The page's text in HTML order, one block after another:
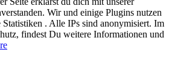
Wir und einige Plugins nutzen
. Alle IPs sind anonymisiert. Im
findest Du weitere Informationen und